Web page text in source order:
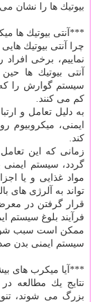
بیوتیك ها را نشان می
***آنتی بیوتیك ها
چرا آنتی بیوتیك
نماییم، برخی
آنتی بیوتیك ها
سیستم گوارش را كه
كم می كنند.
به دلیل تعامل و
ایمنی، میكروبیوم
كند.
زمانی كه این
گردد، سیستم
مواد غذایی و یا
تواند به آلرژی های
قرار گرفتن در
فرآیند بلوغ
ممكن است سبب شود
سیستم ایمنی بدن
***آیا میكرب های
نتایج یك مطالعه
بزرگ می شوند،